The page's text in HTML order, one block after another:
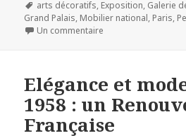
le
Mots-
clés
arts décoratifs, Exposition, Galerie
Grand Palais, Mobilier national, Paris,
Un commentaire
Elégance et
1958 : un
Française